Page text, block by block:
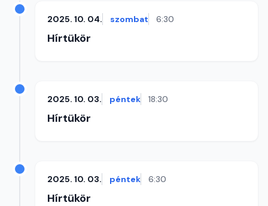
2025. 10. 04. szombat 6:30
Hírtükör
2025. 10. 03. péntek 18:30
Hírtükör
2025. 10. 03. péntek 6:30
Hírtükör